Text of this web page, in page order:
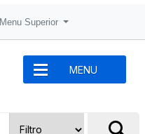
Menu Superior
MENU